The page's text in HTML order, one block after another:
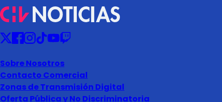
Sobre Nosotros
Contacto Comercial
Zonas de Transmisión Digital
Oferta Pública y No Discriminatoria